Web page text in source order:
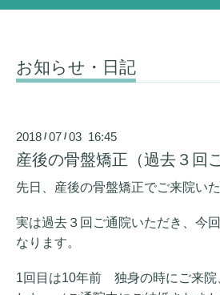
お知らせ・日記
2018 /07 /03 16:45
産後の骨盤矯正（過去３回
先日、産後の骨盤矯正でご来院いた
実は過去３回ご通院いただき、今
なります。
1回目は10年前 独身の時にご来院